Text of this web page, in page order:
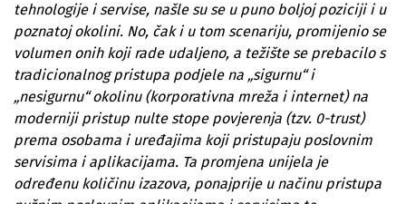
tehnologije i servise, našle su se u puno boljoj poziciji i u
poznatoj okolini. No, čak i u tom scenariju, promijenio se
volumen onih koji rade udaljeno, a težište se prebacilo s
tradicionalnog pristupa podjele na „sigurnu“ i
„nesigurnu“ okolinu (korporativna mreža i internet) na
moderniji pristup nulte stope povjerenja (tzv. 0-trust)
prema osobama i uređajima koji pristupaju poslovnim
servisima i aplikacijama. Ta promjena unijela je
određenu količinu izazova, ponajprije u načinu pristupa